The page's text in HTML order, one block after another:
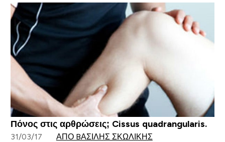
Πόνος στις αρθρώσεις; Cissus quadrangularis.
31/03/17 ΑΠΌ BΑΣΊΛΗΣ ΣΚΩΛΊΚΗΣ